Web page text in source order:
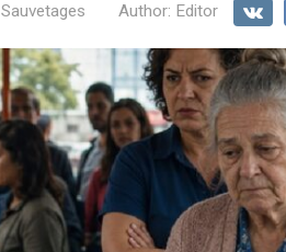
Sauvetages Author: Editor